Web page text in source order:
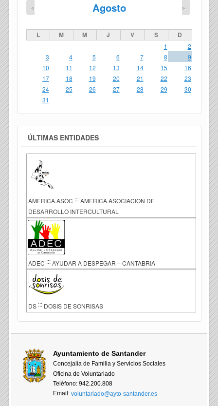
Agosto
« »
L M M J V S D
1
2
3
4 5 6 7 8
9
10
11 12 13 14 15
16
17
18 19 20 21 22
23
24
25 26 27 28 29
30
31
ÚLTIMAS ENTIDADES
AMERICA.ASOC ::: AMERICA ASOCIACION DE
DESARROLLO INTERCULTURAL
ADEC ::: AYUDAR A DESPEGAR – CANTABRIA
DS ::: DOSIS DE SONRISAS
Ayuntamiento de Santander
Concejalía de Familia y Servicios Sociales
Oficina de Voluntariado
Teléfono: 942.200.808
Email:voluntariado@ayto-santander.es